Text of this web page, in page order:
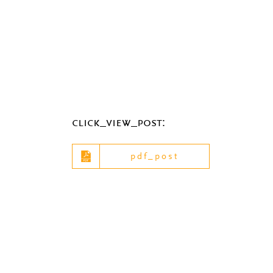
click_view_post:
pdf_post